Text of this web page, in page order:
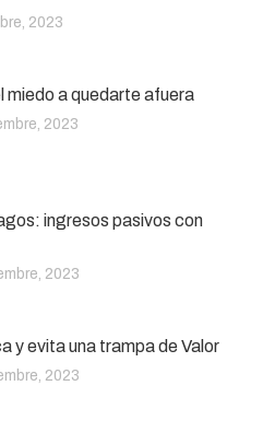
2023
miedo a quedarte afuera
2023
ingresos pasivos con
2023
y evita una trampa de Valor
2023